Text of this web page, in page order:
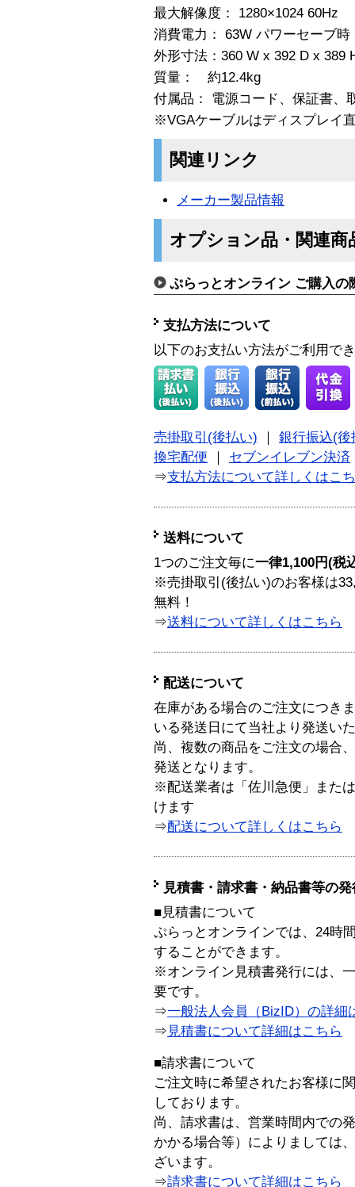
最大解像度： 1280×1024 60Hz
消費電力： 63W パワーセーブ時
外形寸法：360 W x 392 D x 389
質量： 約12.4kg
付属品： 電源コード、保証書、
※VGAケーブルはディスプレイ
関連リンク
メーカー製品情報
オプション品・関連商
ぷらっとオンライン ご購入の
支払方法について
以下のお支払い方法がご利用で
売掛取引(後払い)
銀行振込(後
換宅配便
セブンイレブン決済
⇒支払方法について詳しくはこ
送料について
1つのご注文毎に一律1,100円(税
※売掛取引(後払い)のお客様は
無料！
⇒送料について詳しくはこちら
配送について
在庫がある場合のご注文につき
いる発送日にて当社より発送い
尚、複数の商品をご注文の場合
発送となります。
※配送業者は「佐川急便」また
けます
⇒配送について詳しくはこちら
見積書・請求書・納品書等の
■見積書について
ぷらっとオンラインでは、24時
することができます。
※オンライン見積書発行には、
要です。
⇒一般法人会員（BizID）の詳細
⇒ 見積書について詳細はこちら
■請求書について
ご注文時に希望されたお客様に
しております。
尚、請求書は、営業時間内での
かかる場合等）によりましては
ざいます。
⇒請求書について詳細はこちら